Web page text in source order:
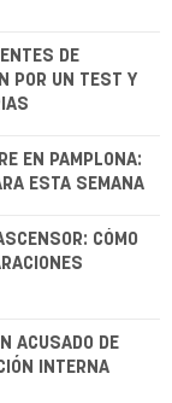
DE
POR UN TEST Y
EN PAMPLONA:
ESTA SEMANA
CÓMO
ACUSADO DE
INTERNA